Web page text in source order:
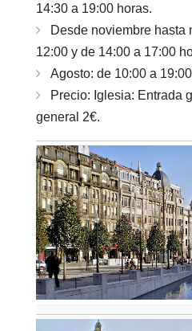
14:30 a 19:00 horas.
Desde noviembre hasta
12:00 y de 14:00 a 17:00
Agosto: de 10:00 a
Precio: Iglesia: Entrada
general 2€.